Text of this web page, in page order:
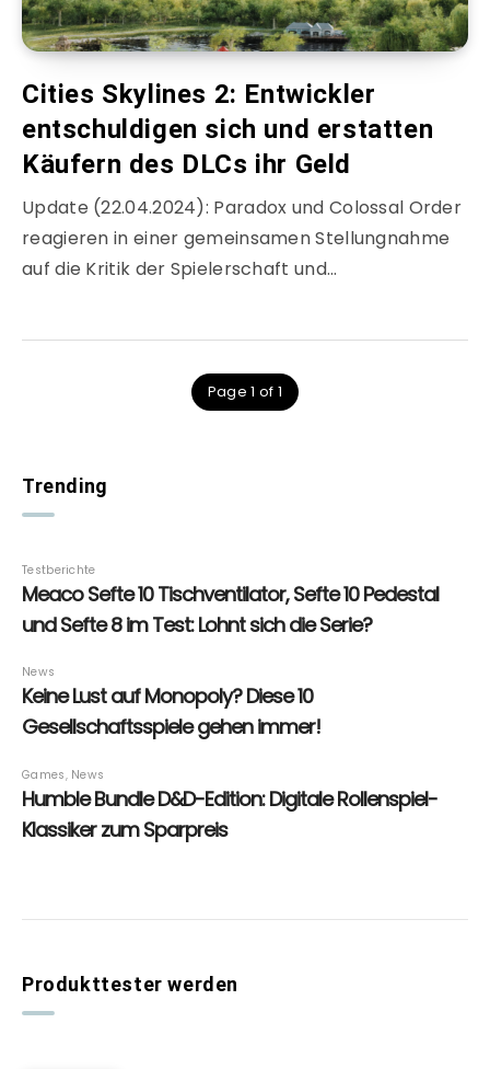
Cities Skylines 2: Entwickler
entschuldigen sich und erstatten
Käufern des DLCs ihr Geld
Update (22.04.2024): Paradox und Colossal Order
reagieren in einer gemeinsamen Stellungnahme
auf die Kritik der Spielerschaft und…
Page 1 of 1
Trending
Produkttester werden